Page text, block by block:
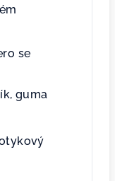
se
guma